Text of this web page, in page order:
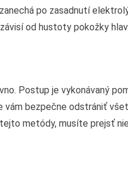
po zasadnutí
od hustoty pokožky
Postup je vykonávaný
vám bezpečne odstrániť
metódy, musíte prejsť